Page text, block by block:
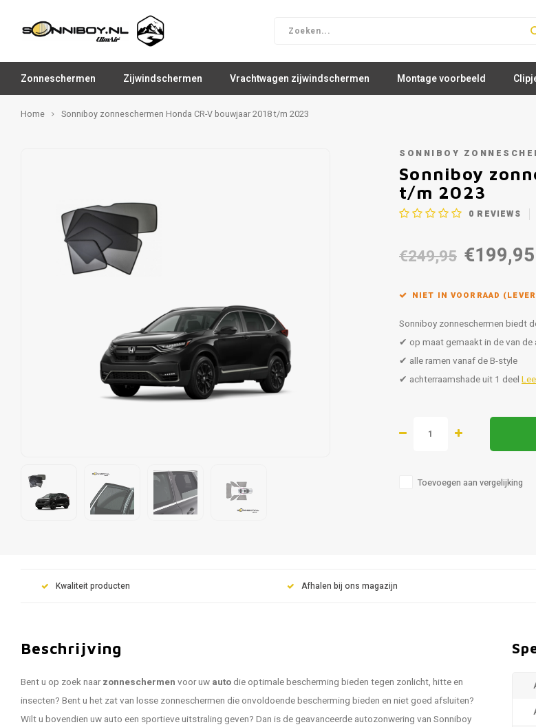
Zonneschermen Zijwindschermen Vrachtwagen zijwindschermen Montage voorbeeld
Home Sonniboy zonneschermen Honda CR-V bouwjaar 2018 t/m 2023
SONNIBOY
Sonniboy
t/m 2023
0 REVIEWS
€249,95 €199,95
NIET IN VOORRAAD
Sonniboy zonneschermen biedt
✔ op maat gemaakt in de van de
✔ alle ramen vanaf de B-style
✔ achterraamshade uit 1 deel
Toevoegen aan vergelijking
Kwaliteit producten Afhalen bij ons magazijn
Beschrijving
Bent u op zoek naarzonneschermen voor uw autodie optimale bescherming bieden tegen zonlicht, hitte en
insecten? Bent u het zat van losse zonneschermen die onvoldoende bescherming bieden en niet goed afsluiten?
Wilt u bovendien uw auto een sportieve uitstraling geven? Dan is de geavanceerde autozonwering van Sonniboy